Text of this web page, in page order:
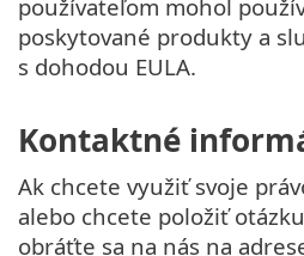
používateľom mohol
poskytované produkty a
s dohodou EULA.
Kontaktné
Ak chcete využiť svoje
alebo chcete položiť
obráťte sa na nás na